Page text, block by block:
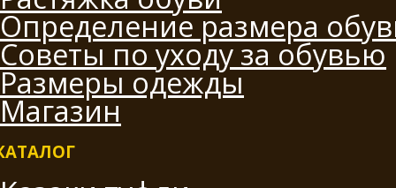
Определение размера
Советы по уходу за обувью
Размеры одежды
Магазин